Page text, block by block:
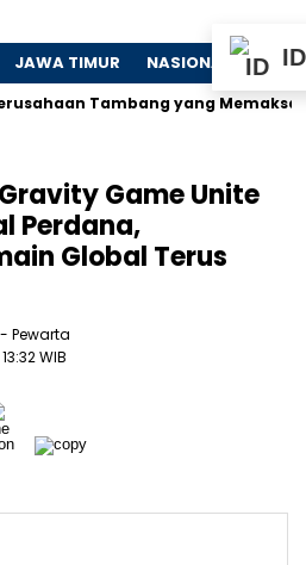
JAWA TIMUR NASIONAL
Tambang yang Memaksa
Game Unite
Perdana,
Global Terus
- Pewarta
WIB
ID